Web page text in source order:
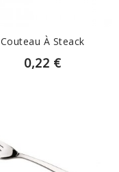
Couteau À Steack
0,22 €